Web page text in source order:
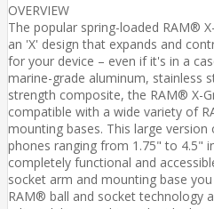
OVERVIEW
The popular spring-loaded RAM®
an 'X' design that expands and
for your device – even if it's in a
marine-grade aluminum, stainless
strength composite, the RAM® X-
compatible with a wide variety of
mounting bases. This large
phones ranging from 1.75" to 4.5"
completely functional and
socket arm and mounting base
RAM® ball and socket technology